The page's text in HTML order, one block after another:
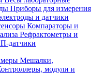
Приборы для измерения
и датчики
Компараторы и
Рефрактометры и
датчики
Мешалки,
модули и